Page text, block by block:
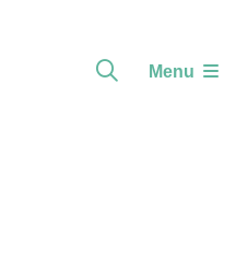
Menu